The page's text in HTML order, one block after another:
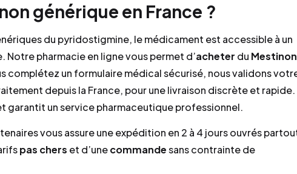
générique en France ?
du pyridostigmine, le médicament est accessible à un
Notre pharmacie en ligne vous permet d’acheter du Mestinon
complétez un formulaire médical sécurisé, nous validons
depuis la France, pour une livraison discrète et rapide.
garantit un service pharmaceutique professionnel.
vous assure une expédition en 2 à 4 jours ouvrés
pas chers et d’unecommandesans contrainte de